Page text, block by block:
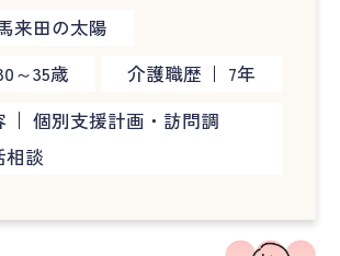
来田の太陽
～35歳 介護職歴
7年
個別支援計画・訪問調
相談